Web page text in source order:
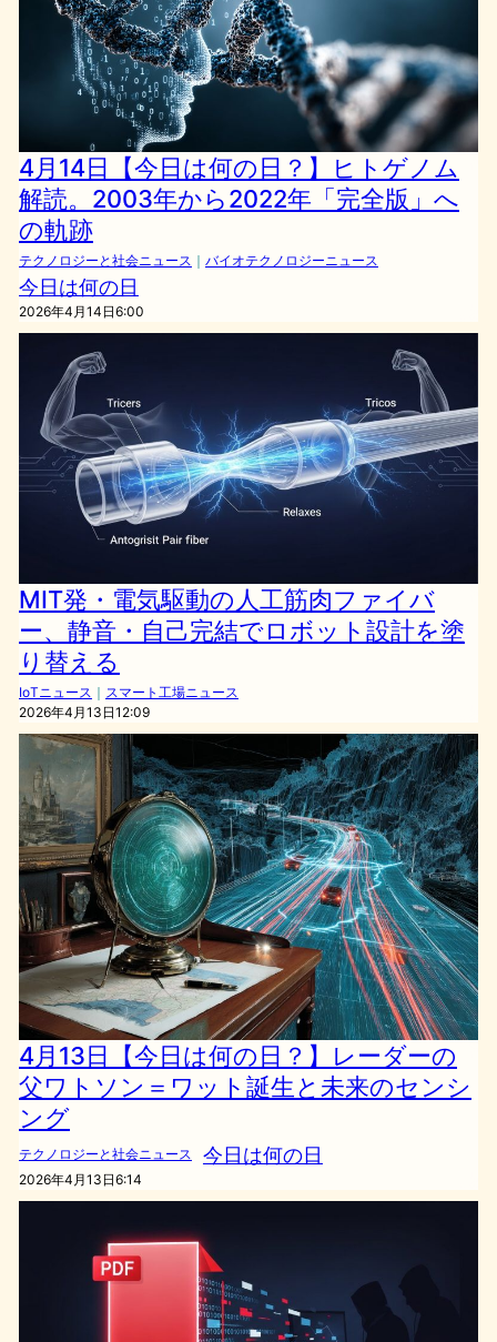
4月14日【今日は何の日？】ヒトゲノム
解読。2003年から2022年「完全版」へ
の軌跡
テクノロジーと社会ニュース ｜ バイオテクノロジーニュース
今日は何の日
2026年4月14日6:00
MIT発・電気駆動の人工筋肉ファイバ
ー、静音・自己完結でロボット設計を塗
り替える
IoTニュース ｜ スマート工場ニュース
2026年4月13日12:09
4月13日【今日は何の日？】レーダーの
父ワトソン＝ワット誕生と未来のセンシ
ング
テクノロジーと社会ニュース 今日は何の日
2026年4月13日6:14